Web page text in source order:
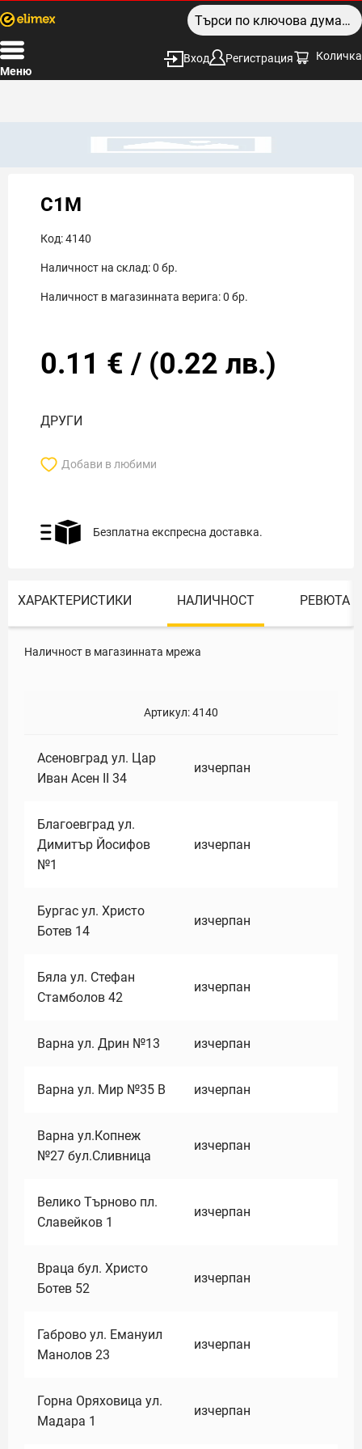
Меню
Вход Регистрация Количка
C1M
Код:4140
Наличност на склад:0 бр.
Наличност в магазинната верига:0 бр.
0.11 € / (0.22 лв.)
ДРУГИ
Добави в любими
Безплатна експресна доставка.
ХАРАКТЕРИСТИКИ НАЛИЧНОСТ РЕВЮТА
Наличност в магазинната мрежа
Артикул:4140
Асеновград ул. Цар
Иван Асен II 34
изчерпан
Благоевград ул.
Димитър Йосифов
№1
изчерпан
Бургас ул. Христо
Ботев 14
изчерпан
Бяла ул. Стефан
Стамболов 42
изчерпан
Варна ул. Дрин №13 изчерпан
Варна ул. Мир №35 В изчерпан
Варна ул.Копнеж
№27 бул.Сливница
изчерпан
Велико Търново пл.
Славейков 1
изчерпан
Враца бул. Христо
Ботев 52
изчерпан
Габрово ул. Емануил
Манолов 23
изчерпан
Горна Оряховица ул.
Мадара 1
изчерпан